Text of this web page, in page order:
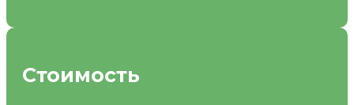
Стоимость